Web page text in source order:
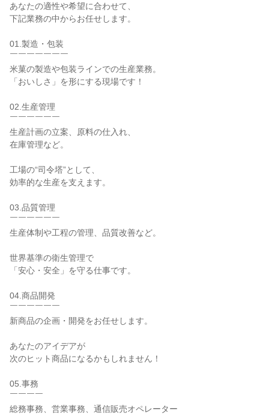
あなたの適性や希望に合わせて、
下記業務の中からお任せします。
01.製造・包装
￣￣￣￣￣￣￣
米菓の製造や包装ラインでの生産業務。
「おいしさ」を形にする現場です！
02.生産管理
￣￣￣￣￣￣
生産計画の立案、原料の仕入れ、
在庫管理など。
工場の“司令塔”として、
効率的な生産を支えます。
03.品質管理
￣￣￣￣￣￣
生産体制や工程の管理、品質改善など。
世界基準の衛生管理で
「安心・安全」を守る仕事です。
04.商品開発
￣￣￣￣￣￣
新商品の企画・開発をお任せします。
あなたのアイデアが
次のヒット商品になるかもしれません！
05.事務
￣￣￣￣
総務事務、営業事務、通信販売オペレーター